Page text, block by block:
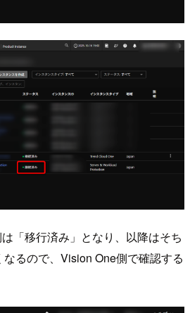
「移行済み」となり、以降はそち
るので、Vision One側で確認する